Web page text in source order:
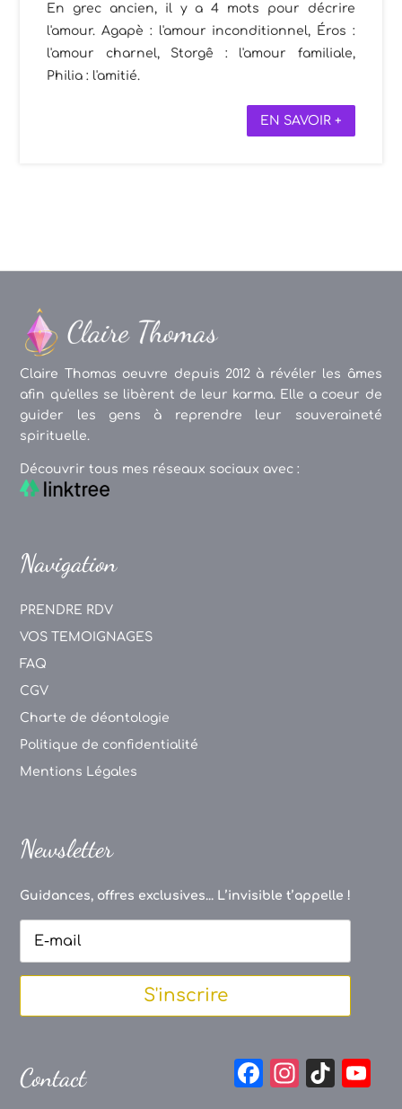
En grec ancien, il y a 4 mots pour décrire
l'amour. Agapè : l'amour inconditionnel, Éros :
l'amour charnel, Storgê : l'amour familiale,
Philia : l'amitié.
EN SAVOIR +
Claire Thomas oeuvre depuis 2012 à révéler les âmes
afin qu'elles se libèrent de leur karma. Elle a coeur de
guider les gens à reprendre leur souveraineté
spirituelle.
Découvrir tous mes réseaux sociaux avec :
Navigation
PRENDRE RDV
VOS TEMOIGNAGES
FAQ
CGV
Charte de déontologie
Politique de confidentialité
Mentions Légales
Newsletter
Guidances, offres exclusives... L’invisible t’appelle !
S'inscrire
Contact
F
In Ti